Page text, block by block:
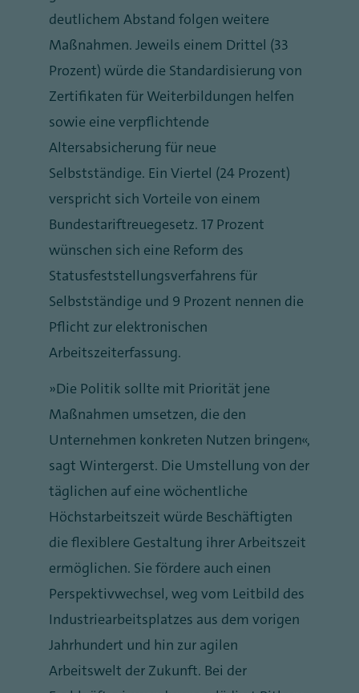
deutlichem Abstand folgen weitere
Maßnahmen. Jeweils einem Drittel (33
Prozent) würde die Standardisierung von
Zertifikaten für Weiterbildungen helfen
sowie eine verpflichtende
Altersabsicherung für neue
Selbstständige. Ein Viertel (24 Prozent)
verspricht sich Vorteile von einem
Bundestariftreuegesetz. 17 Prozent
wünschen sich eine Reform des
Statusfeststellungsverfahrens für
Selbstständige und 9 Prozent nennen die
Pflicht zur elektronischen
Arbeitszeiterfassung.
„Die Politik sollte mit Priorität jene
Maßnahmen umsetzen, die den
Unternehmen konkreten Nutzen bringen“,
sagt Wintergerst. Die Umstellung von der
täglichen auf eine wöchentliche
Höchstarbeitszeit würde Beschäftigten
die flexiblere Gestaltung ihrer Arbeitszeit
ermöglichen. Sie fördere auch einen
Perspektivwechsel, weg vom Leitbild des
Industriearbeitsplatzes aus dem vorigen
Jahrhundert und hin zur agilen
Arbeitswelt der Zukunft. Bei der